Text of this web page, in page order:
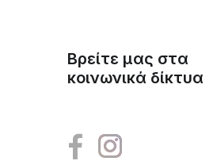
Βρείτε μας στα
κοινωνικά δίκτυα